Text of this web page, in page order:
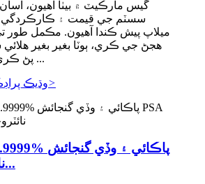
گيس مارڪيٽ ۾ بيٺا آهيون،
سسٽم جي قيمت ۽ ڪارڪردگي
ميلاپ پيش ڪندا آهيون. مڪمل طور
هجڻ جي ڪري، ٻوٽا بغير بغير
پڻ ڪري سگهن ٿا ...
وڌيڪ>
90%-99.9999%
PSA نائٽر...